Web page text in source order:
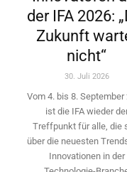
der IFA 2026:
Zukunft
nicht“
30. Juli 2026
Vom 4. bis 8. September
ist die IFA wieder
Treffpunkt für alle, die
über die neuesten
Innovationen in der